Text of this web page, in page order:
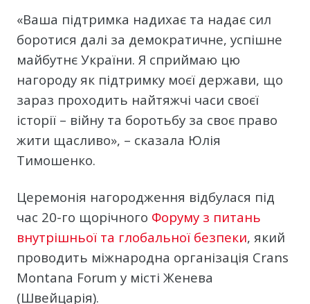
«Ваша підтримка надихає та надає сил
боротися далі за демократичне, успішне
майбутнє України. Я сприймаю цю
нагороду як підтримку моєї держави, що
зараз проходить найтяжчі часи своєї
історії – війну та боротьбу за своє право
жити щасливо», – сказала Юлія
Тимошенко.
Церемонія нагородження відбулася під
час 20-го щорічного Форуму з питань
внутрішньої та глобальної безпеки, який
проводить міжнародна організація Crans
Montana Forum у місті Женева
(Швейцарія).